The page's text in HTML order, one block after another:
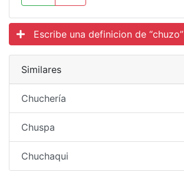
Escribe una definicion de “chuzo”
Similares
Chuchería
Chuspa
Chuchaqui